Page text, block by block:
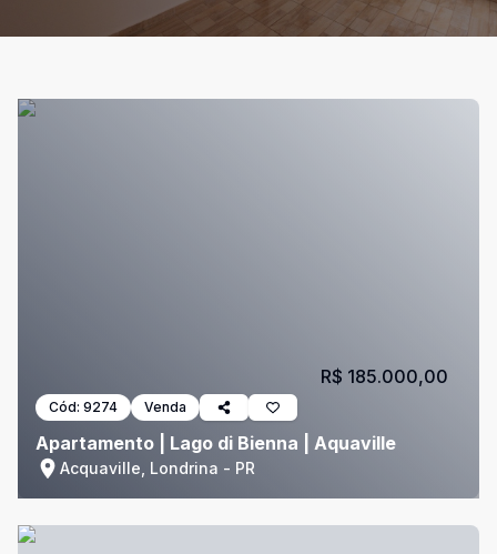
Cód: 9274 Venda
Apartamento | Lago di Bienna | Aquaville
Acquaville, Londrina - PR
R$ 185.000,00